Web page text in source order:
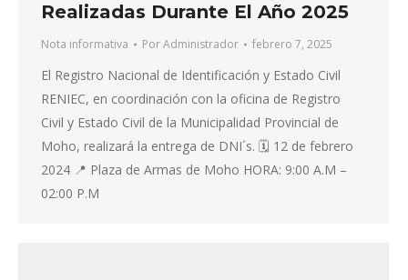
Realizadas Durante El Año 2025
Nota informativa PorAdministrador febrero 7, 2025
El Registro Nacional de Identificación y Estado Civil
RENIEC, en coordinación con la oficina de Registro
Civil y Estado Civil de la Municipalidad Provincial de
Moho, realizará la entrega de DNI´s. 🗓️ 12 de febrero
2024 📍 Plaza de Armas de Moho HORA: 9:00 A.M –
02:00 P.M